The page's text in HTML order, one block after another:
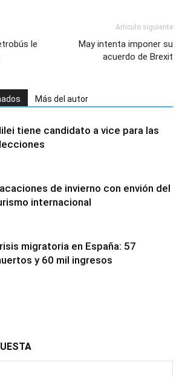
le
Artículo siguiente
May intenta imponer su
acuerdo de Brexit
Más del autor
tiene candidato a vice para las
de invierno con envión del
internacional
migratoria en España: 57
y 60 mil ingresos